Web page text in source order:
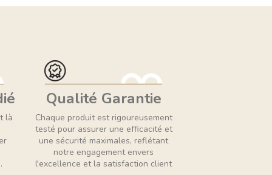
là
Qualité Garantie
Chaque produit est rigoureusement
testé pour assurer une efficacité et
une sécurité maximales, reflétant
notre engagement envers
l'excellence et la satisfaction client